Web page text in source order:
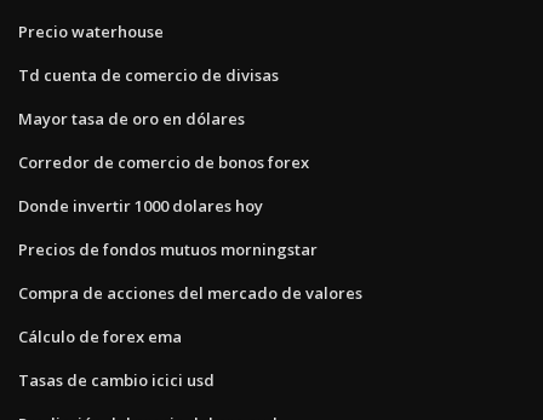
Precio waterhouse
Td cuenta de comercio de divisas
Mayor tasa de oro en dólares
Corredor de comercio de bonos forex
Donde invertir 1000 dolares hoy
Precios de fondos mutuos morningstar
Compra de acciones del mercado de valores
Cálculo de forex ema
Tasas de cambio icici usd